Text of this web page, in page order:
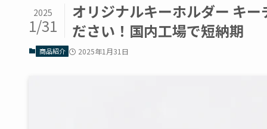
オリジナルキーホルダー キ
ださい！国内工場で短納期
2025
1/31
商品紹介 2025年1月31日